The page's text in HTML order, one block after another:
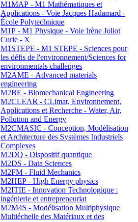
M1MAP - M1 Mathématiques et
Applications - Voie Jacques Hadamard -
École Polytechnique
M1P - M1 Physique - Voie Irène Joliot
Curie - X
M1STEPE - M1 STEPE - Sciences pour
les défis de l'environnement/Sciences for
environmentals challenges
M2AME - Advanced materials
engineering
M2BE - Biomechanical Engineering
M2CLEAR - CLimat, Environnement,
Applications et Recherche - Water, Air,
Pollution and Energy
M2CMASIC - Conception, Modélisation
et Architecture des Systèmes Industriels
Complexes
M2DQ - Dispositif quantique
M2DS - Data Sciences
M2FM - Fluid Mechanics
M2HEP - High Energy physics
M2ITIE - Innovation Technologique :
ingénierie et entrepreneuriat
M2M4S - Modélisation Multiphysique
Multiéchelle des Matériaux et des